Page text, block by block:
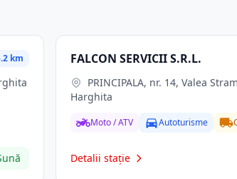
km FALCON SERVICII S.R.L.
Harghita
Moto / ATV Autoturisme
Detalii stație